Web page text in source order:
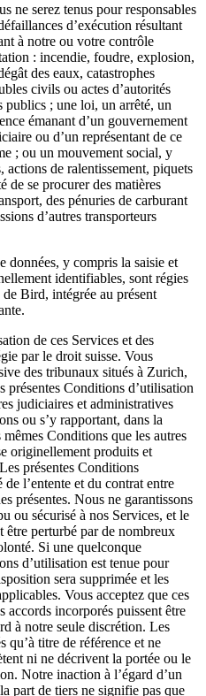
ne serez tenus pour responsables
d’exécution résultant
à notre ou votre contrôle
: incendie, foudre, explosion,
des eaux, catastrophes
civils ou actes d’autorités
publics ; une loi, un arrêté, un
émanant d’un gouvernement
ou d’un représentant de ce
; ou un mouvement social, y
de ralentissement, piquets
de se procurer des matières
des pénuries de carburant
d’autres transporteurs
données, y compris la saisie et
identifiables, sont régies
Bird, intégrée au présent
de ces Services et des
par le droit suisse. Vous
des tribunaux situés à Zurich,
présentes Conditions d’utilisation
judiciaires et administratives
ou s’y rapportant, dans la
mêmes Conditions que les autres
originellement produits et
présentes Conditions
l’entente et du contrat entre
présentes. Nous ne garantissons
ou sécurisé à nos Services, et le
être perturbé par de nombreux
Si une quelconque
d’utilisation est tenue pour
sera supprimée et les
Vous acceptez que ces
accords incorporés puissent être
à notre seule discrétion. Les
qu’à titre de référence et ne
ni ne décrivent la portée ou le
Notre inaction à l’égard d’un
part de tiers ne signifie pas que